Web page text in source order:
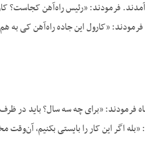
هم آمدند. فرمودند: «رئیس راه‌آهن
«کارول این جاده راه‌آهن کی
فرمودند: «برای چه سه سال؟ باید در
اگر این کار را بایستی بکنیم،